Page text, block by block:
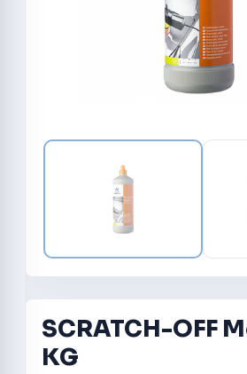
SCRATCH-OFF
KG